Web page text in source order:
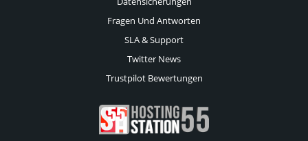
Fragen Und Antworten
SLA & Support
Twitter News
Trustpilot Bewertungen